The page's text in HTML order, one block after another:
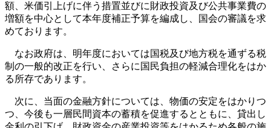
額、米価引上げに伴う措置並びに財政投資及び公共事業費の
増額を中心として本年度補正予算を編成し、国会の審議を求
めております。
なお政府は、明年度においては国税及び地方税を通ずる税
制の一般的改正を行い、さらに国民負担の軽減合理化をはか
る所存であります。
次に、当面の金融方針については、物価の安定をはかりつ
つ、今後も一層民間資本の蓄積を促進するとともに、貸出し